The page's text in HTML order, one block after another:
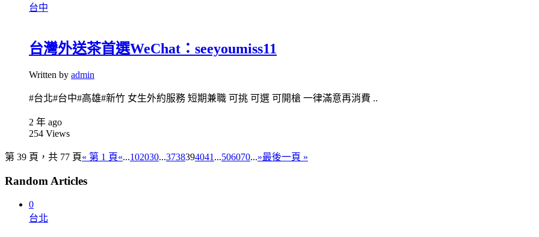
台中
台灣外送茶首選WeChat：seeyoumiss11
Written by admin
#台北#台中#高雄#新竹 女生外約服務 短期兼職 可挑 可選 可開槍 一律滿意再消費 ..
2 年 ago
254 Views
第 39 頁，共 77 頁« 第 1 頁«...102030...3738394041 ...506070...»最後一頁 »
Random Articles
0
台北